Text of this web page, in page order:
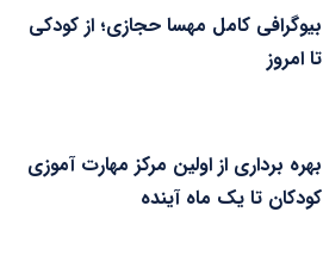
بیوگرافی کامل مهسا حجازی؛ از کودکی
تا امروز
بهره برداری از اولین مرکز مهارت آموزی
کودکان تا یک ماه آینده